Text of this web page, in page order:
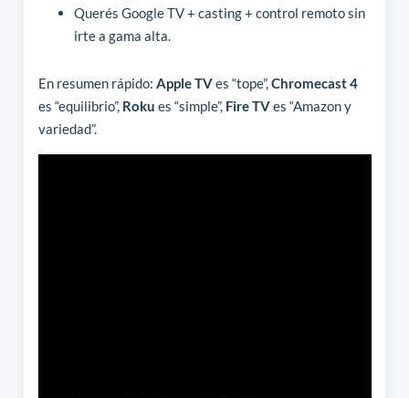
Querés Google TV + casting + control remoto sin
irte a gama alta.
En resumen rápido: Apple TVes “tope”, Chromecast 4
es “equilibrio”, Roku es “simple”, Fire TVes “Amazon y
variedad”.